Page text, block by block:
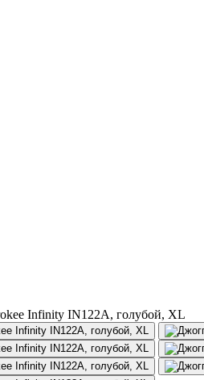
Infinity IN122A, голубой, XL